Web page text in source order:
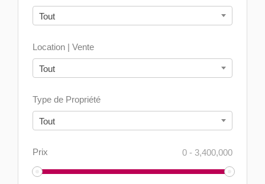
Tout
Location | Vente
Tout
Type de Propriété
Tout
Prix 0 - 3,400,000